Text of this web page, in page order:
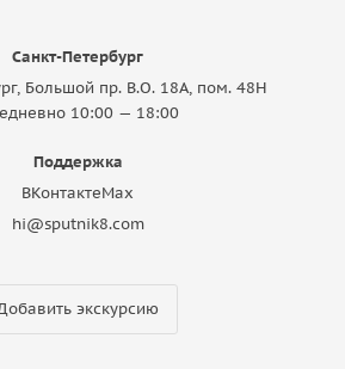
Санкт-Петербург
Большой пр. В.О. 18A, пом. 48Н
10:00 — 18:00
Поддержка
ВКонтактеMax
hi@sputnik8.com
экскурсию